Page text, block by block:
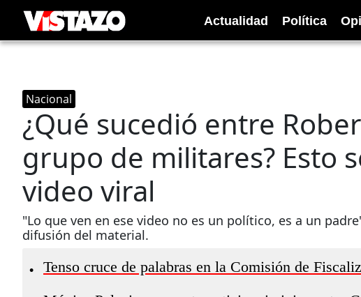
Actualidad Política
Nacional
¿Qué sucedió entre
grupo de militares? Esto
video viral
"Lo que ven en ese video no es un político, es a un
difusión del material.
• Tenso cruce de palabras en la Comisión de